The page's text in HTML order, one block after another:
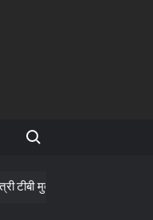
Search for:
अभियान के तहत पीवीटीजी